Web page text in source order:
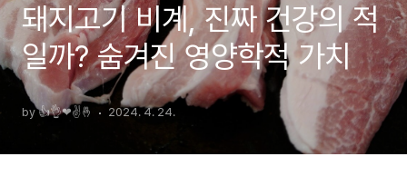
돼지고기 비계, 진짜 건강의 적
일까? 숨겨진 영양학적 가치
by 👍👌❤✌🤞 2024. 4. 24.